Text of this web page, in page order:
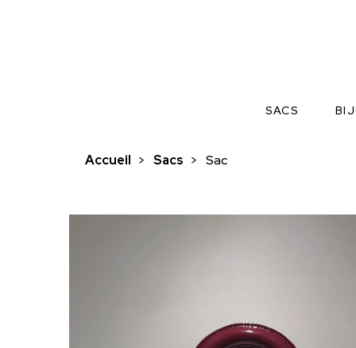
SACS
Accueil > Sacs > Sac